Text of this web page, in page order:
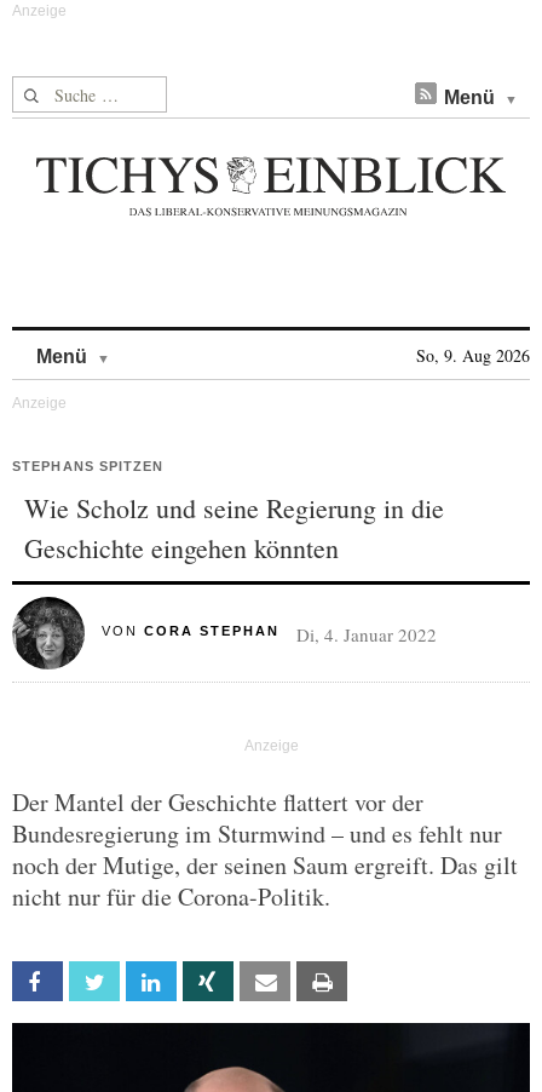
Suche nach: Menü
Menü So, 9. Aug 2026
STEPHANS SPITZEN
Wie Scholz und seine Regierung in die
Geschichte eingehen könnten
VON CORA STEPHAN Di, 4. Januar 2022
Der Mantel der Geschichte flattert vor der
Bundesregierung im Sturmwind – und es fehlt nur
noch der Mutige, der seinen Saum ergreift. Das gilt
nicht nur für die Corona-Politik.
Facebook Twitter Linkedin Xing Email